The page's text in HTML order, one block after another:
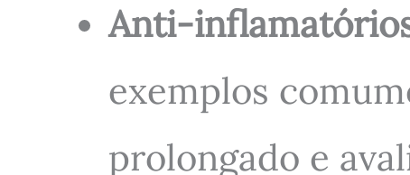
Anti-
exemplos
prolongado e